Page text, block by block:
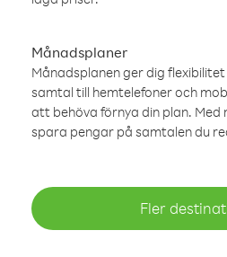
Månadsplaner
Månadsplanen ger dig
samtal till hemtelefoner och
att behöva förnya din plan. Med
spara pengar på samtalen du
Fler